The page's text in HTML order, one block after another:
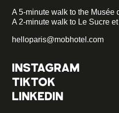
A 5-minute walk to the Musée
A 2-minute walk to Le Sucre
helloparis@mobhotel.com
INSTAGRAM
TIKTOK
LINKEDIN